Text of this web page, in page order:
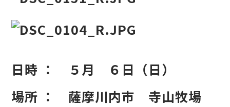
日時 ： ５月 ６日（日）
場所 ： 薩摩川内市 寺山牧場